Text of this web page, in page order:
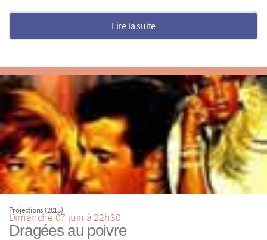
Lire la suite
Projections (2015)
Dimanche 07 juin à 22h30
Dragées au poivre